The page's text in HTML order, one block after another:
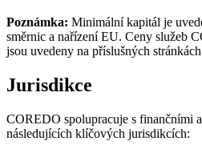
Poznámka: Minimální kapitál je
směrnic a nařízení EU. Ceny služeb
jsou uvedeny na příslušných
Jurisdikce
COREDO spolupracuje s finančními
následujících klíčových jurisdikcích: